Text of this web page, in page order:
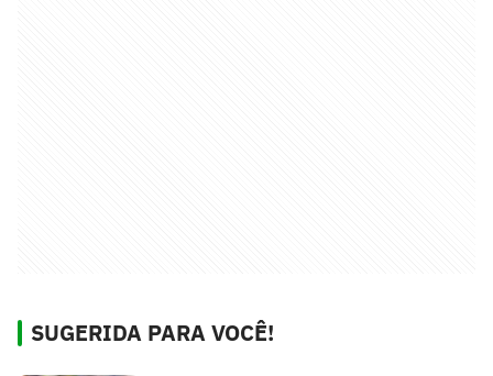
SUGERIDA PARA VOCÊ!